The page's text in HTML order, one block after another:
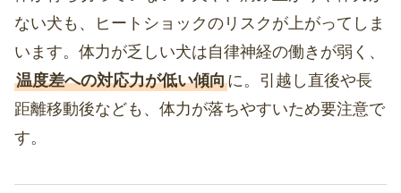
ない犬も、ヒートショックのリスクが上がってしま
います。体力が乏しい犬は自律神経の働きが弱く、
温度差への対応力が低い傾向に。引越し直後や長
距離移動後なども、体力が落ちやすいため要注意で
す。